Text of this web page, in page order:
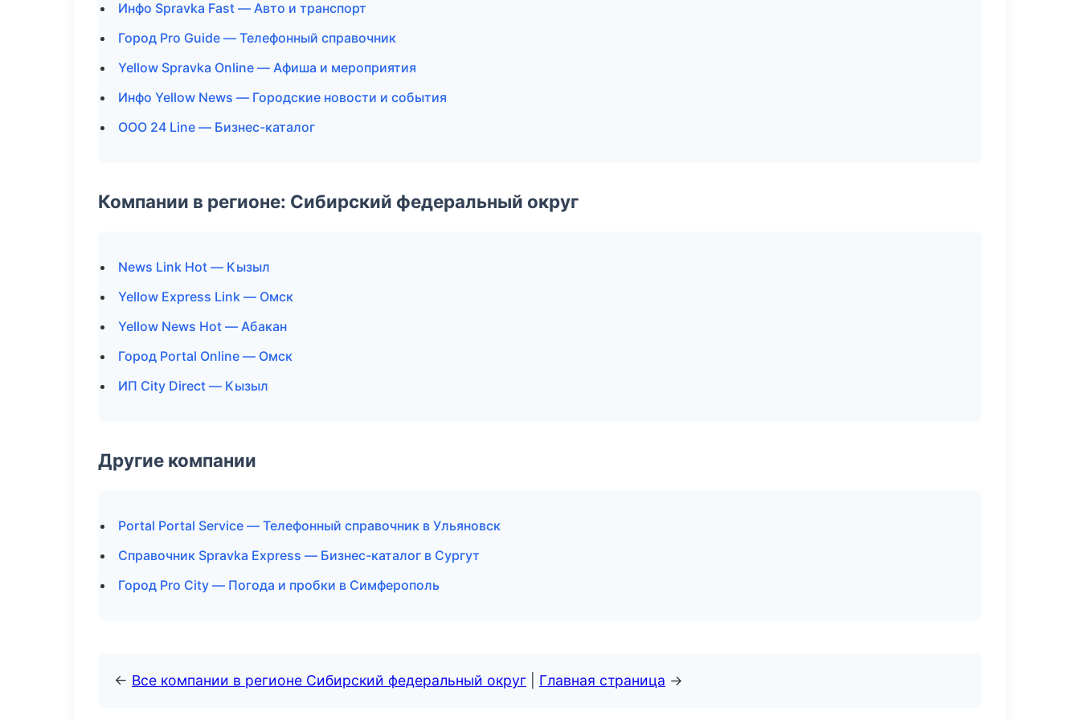
Инфо Spravka Fast — Авто и транспорт
Город Pro Guide — Телефонный справочник
Yellow Spravka Online — Афиша и мероприятия
Инфо Yellow News — Городские новости и события
ООО 24 Line — Бизнес-каталог
Компании в регионе: Сибирский федеральный округ
News Link Hot — Кызыл
Yellow Express Link — Омск
Yellow News Hot — Абакан
Город Portal Online — Омск
ИП City Direct — Кызыл
Другие компании
Portal Portal Service — Телефонный справочник в Ульяновск
Справочник Spravka Express — Бизнес-каталог в Сургут
Город Pro City — Погода и пробки в Симферополь
← Все компании в регионе Сибирский федеральный округ Главная страница →